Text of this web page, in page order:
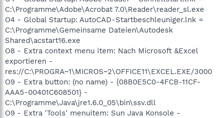
C:\Programme\Adobe\Acrobat 7.0\Reader\reader_sl.exe
O4 - Global Startup: AutoCAD-Startbeschleuniger.lnk =
C:\Programme\Gemeinsame Dateien\Autodesk
Shared\acstart16.exe
O8 - Extra context menu item: Nach Microsoft &Excel
exportieren -
res://C:\PROGRA~1\MICROS~2\OFFICE11\EXCEL.EXE/3000
O9 - Extra button: (no name) - {08B0E5C0-4FCB-11CF-
AAA5-00401C608501} -
C:\Programme\Java\jre1.6.0_05\bin\ssv.dll
O9 - Extra 'Tools' menuitem: Sun Java Konsole -